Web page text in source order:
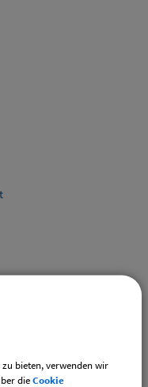
bieten, verwenden wir
dieCookie